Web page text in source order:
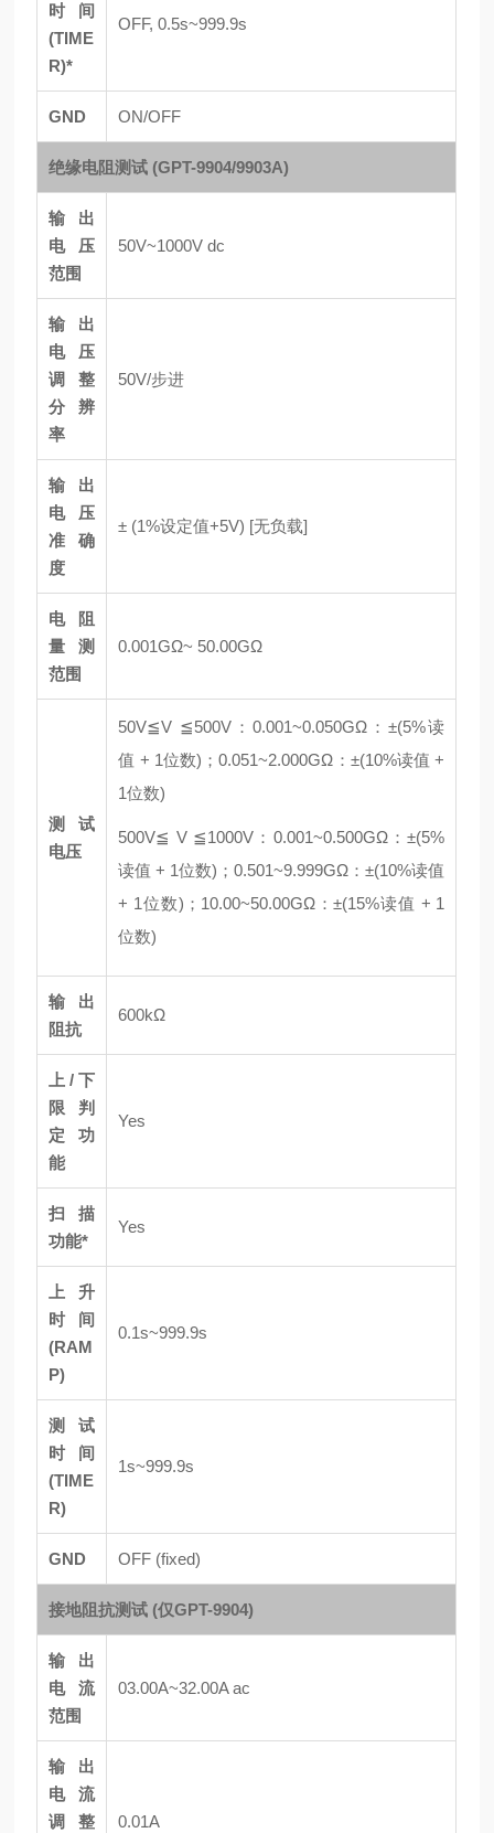
时间
(TIME
R)*
OFF, 0.5s~999.9s
GND ON/OFF
绝缘电阻测试 (GPT-9904/9903A)
输出
电压
范围
50V~1000V dc
输出
电压
调整
分辨
率
50V/步进
输出
电压
准确
度
± (1%设定值+5V) [无负载]
电阻
量测
范围
0.001GΩ~ 50.00GΩ
测试
电压
50V≦V ≦500V：0.001~0.050GΩ：±(5%读
值 + 1位数)；0.051~2.000GΩ：±(10%读值 +
1位数)
500V≦ V ≦1000V：0.001~0.500GΩ：±(5%
读值 + 1位数)；0.501~9.999GΩ：±(10%读值
+ 1位数)；10.00~50.00GΩ：±(15%读值 + 1
位数)
输出
阻抗
600kΩ
上/下
限判
定功
能
Yes
扫描
功能*
Yes
上升
时间
(RAM
P)
0.1s~999.9s
测试
时间
(TIME
R)
1s~999.9s
GND OFF (fixed)
接地阻抗测试 (仅GPT-9904)
输出
电流
范围
03.00A~32.00A ac
输出
电流
调整
0.01A